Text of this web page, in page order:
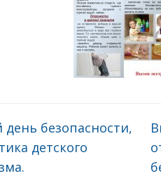
безопасности,
детского